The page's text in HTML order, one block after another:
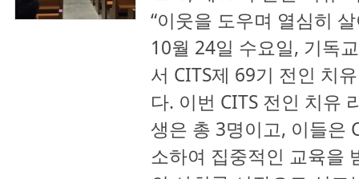
“이웃을 도우며 열심히
10월 24일 수요일, 기독
서 CITS제 69기 전인 치
다. 이번 CITS 전인 치유
생은 총 3명이고, 이들은
소하여 집중적인 교육을